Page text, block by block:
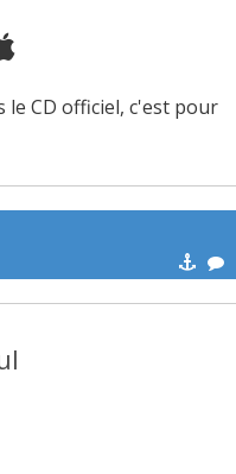
le CD officiel, c'est pour